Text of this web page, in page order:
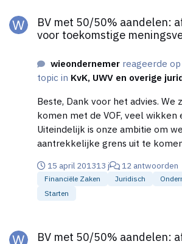
etc. Ik krijg van verschillende kanten verschillend
advies in deze.
BV met 50/50% aandelen:
voor toekomstige
wieondernemer reageerde
topic in KvK, UWV en overige
Beste, Dank voor het advies. We zullen best ver
komen met de VOF, veel wikken
Uiteindelijk is onze ambitie om
aantrekkelijke grens uit te
( in aanvang fiscaal minder
wel een duidelijke en heldere
ook nieuwe activiteiten op de
compagnons bevalt ons wel.
15 april 201313 j 12 antwoorden
Financiële Zaken Juridisch
Starten
BV met 50/50% aandelen: